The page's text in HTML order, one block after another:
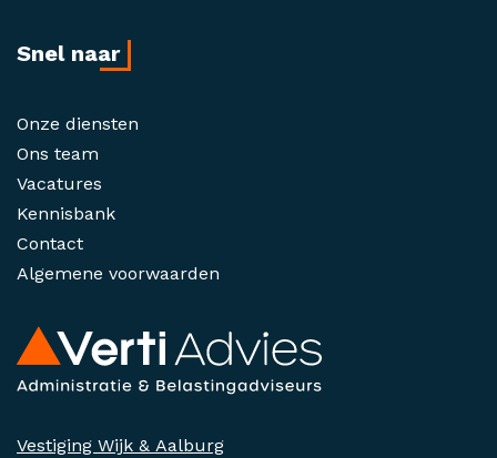
Vestiging Wijk & Aalburg
Snel naar
Onze diensten
Ons team
Vacatures
Kennisbank
Contact
Algemene voorwaarden